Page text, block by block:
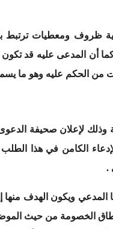
ظروف ومعطيات ترتبط
أن المدعى عليه قد
الحكم عليه وهو ما يسمى
لإعلان صحيفة
الكامن في هذا الطلب
.
المدعي ويكون الهدف
نطاق الخصومة من حيث